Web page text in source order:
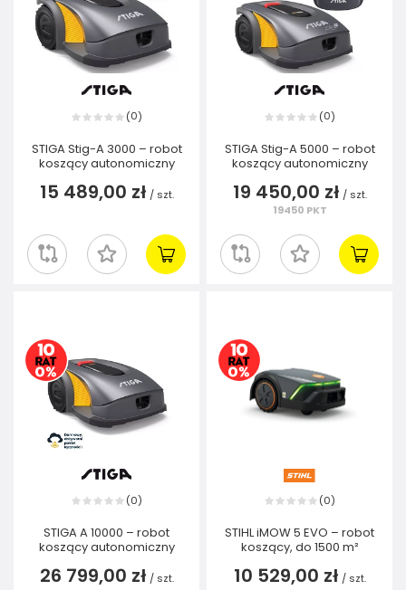
(0)
STIGA Stig-A 3000 – robot
koszący autonomiczny
15 489,00 zł / szt.
(0)
STIGA Stig-A 5000 – robot
koszący autonomiczny
19 450,00 zł / szt.
19450 PKT
(0)
STIGA A 10000 – robot
koszący autonomiczny
26 799,00 zł / szt.
(0)
STIHL iMOW 5 EVO – robot
koszący, do 1500 m²
10 529,00 zł / szt.